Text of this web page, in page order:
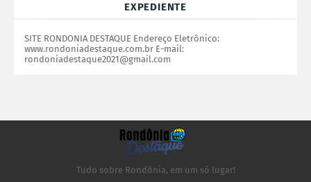
EXPEDIENTE
SITE RONDONIA DESTAQUE Endereço Eletrônico:
www.rondoniadestaque.com.br E-mail:
rondoniadestaque2021@gmail.com
Tudo sobre Rondônia, em um só lugar!